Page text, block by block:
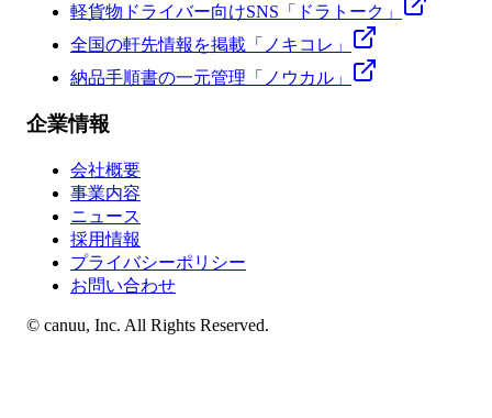
軽貨物ドライバー向けSNS「ドラトーク」
全国の軒先情報を掲載「ノキコレ」
納品手順書の一元管理「ノウカル」
企業情報
会社概要
事業内容
ニュース
採用情報
プライバシーポリシー
お問い合わせ
© canuu, Inc. All Rights Reserved.